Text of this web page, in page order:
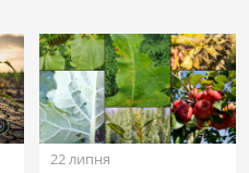
22 липня